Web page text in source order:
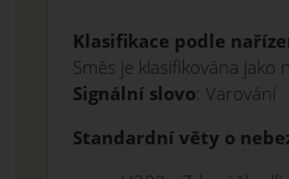
Klasifikace podle
Směs je klasifikována jako
Signální slovo: Varování
Standardní věty o